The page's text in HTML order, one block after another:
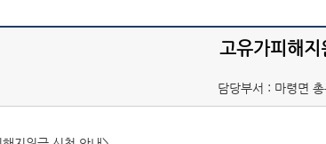
고유가피해지
담당부서 : 마령면